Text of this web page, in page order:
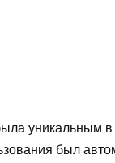
уникальным в
был